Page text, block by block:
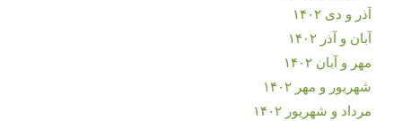
آذر و دی ۱۴۰۲
آبان و آذر ۱۴۰۲
مهر و آبان ۱۴۰۲
شهریور و مهر ۱۴۰۲
مرداد و شهریور ۱۴۰۲